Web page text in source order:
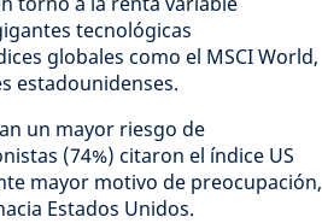
tecnológicas
globales como el MSCI World,
estadounidenses.
un mayor riesgo de
(74%) citaron el índice US
mayor motivo de preocupación,
Estados Unidos.